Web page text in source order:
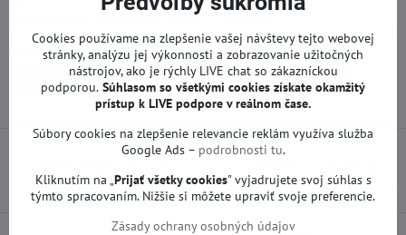
náhradný diel poskytujeme záruku 12 mesiacov.
Viac z kategórie
Náhradné diely | LG TV Základné dosky | LG TV
Cookies používame na zlepšenie vašej návštevy tejto webovej
stránky, analýzu jej výkonnosti a zobrazovanie užitočných
nástrojov, ako je rýchly LIVE chat so zákazníckou
podporou. Súhlasom so všetkými cookies získate okamžitý
prístup k LIVE podpore v reálnom čase.
Súbory cookies na zlepšenie relevancie reklám využíva služba
Google Ads – podrobnosti tu.
Kliknutím na „ Prijať všetky cookies" vyjadrujete svoj súhlas s
týmto spracovaním. Nižšie si môžete upraviť svoje preferencie.
Zásady ochrany osobných údajov